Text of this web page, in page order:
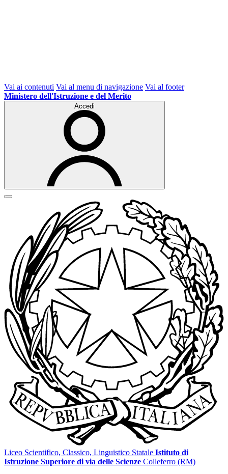
Vai ai contenuti Vai al menu di navigazione Vai al footer
Ministero dell'Istruzione e del Merito
Accedi
Liceo Scientifico, Classico, Linguistico Statale Istituto di
Istruzione Superiore di via delle Scienze Colleferro (RM)